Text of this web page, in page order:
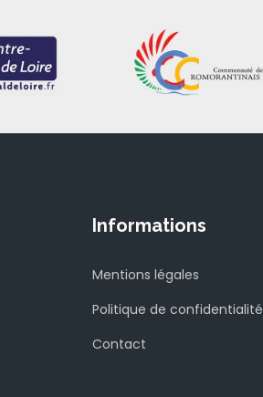
Informations
Mentions légales
Politique de confidentialité
Contact